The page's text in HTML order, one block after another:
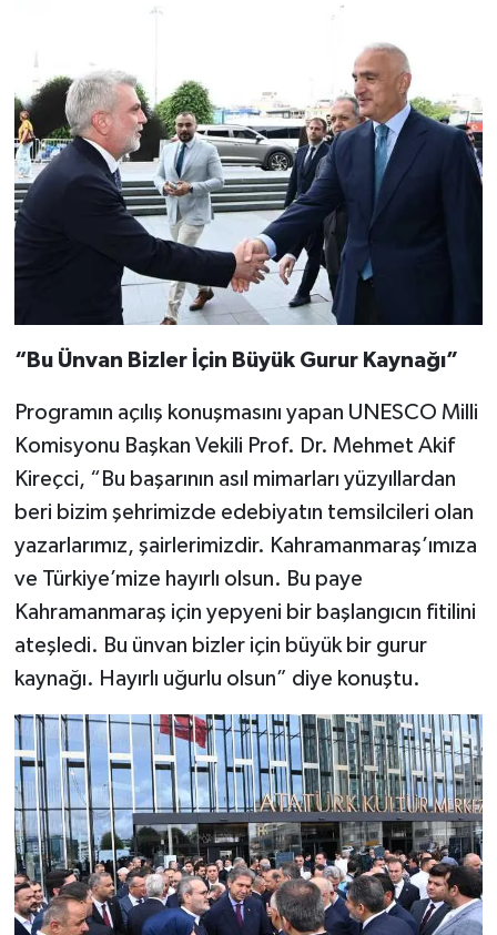
“Bu Ünvan Bizler İçin Büyük Gurur Kaynağı”
Programın açılış konuşmasını yapan UNESCO Milli
Komisyonu Başkan Vekili Prof. Dr. Mehmet Akif
Kireçci, “Bu başarının asıl mimarları yüzyıllardan
beri bizim şehrimizde edebiyatın temsilcileri olan
yazarlarımız, şairlerimizdir. Kahramanmaraş’ımıza
ve Türkiye’mize hayırlı olsun. Bu paye
Kahramanmaraş için yepyeni bir başlangıcın fitilini
ateşledi. Bu ünvan bizler için büyük bir gurur
kaynağı. Hayırlı uğurlu olsun” diye konuştu.